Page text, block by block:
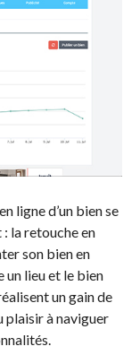
ligne d’un bien se
la retouche en
son bien en
un lieu et le bien
un gain de
plaisir à naviguer